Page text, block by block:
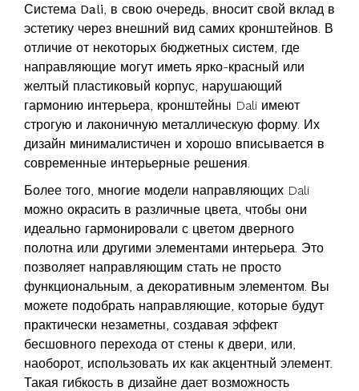
Система Dali, в свою очередь, вносит свой вклад в
эстетику через внешний вид самих кронштейнов. В
отличие от некоторых бюджетных систем, где
направляющие могут иметь ярко-красный или
желтый пластиковый корпус, нарушающий
гармонию интерьера, кронштейны Dali имеют
строгую и лаконичную металлическую форму. Их
дизайн минималистичен и хорошо вписывается в
современные интерьерные решения.
Более того, многие модели направляющих Dali
можно окрасить в различные цвета, чтобы они
идеально гармонировали с цветом дверного
полотна или другими элементами интерьера. Это
позволяет направляющим стать не просто
функциональным, а декоративным элементом. Вы
можете подобрать направляющие, которые будут
практически незаметны, создавая эффект
бесшовного перехода от стены к двери, или,
наоборот, использовать их как акцентный элемент.
Такая гибкость в дизайне дает возможность